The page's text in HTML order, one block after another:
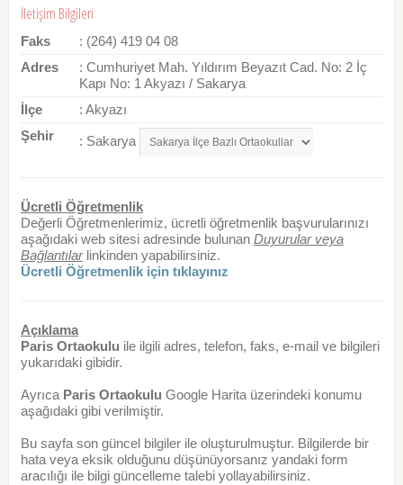
İletişim Bilgileri
Faks
: (264) 419 04 08
Adres
: Cumhuriyet Mah. Yıldırım Beyazıt Cad. No: 2 İç
Kapı No: 1 Akyazı / Sakarya
İlçe
: Akyazı
Şehir
: Sakarya
Ücretli Öğretmenlik
Değerli Öğretmenlerimiz, ücretli öğretmenlik başvurularınızı
aşağıdaki web sitesi adresinde bulunan Duyurular veya
Bağlantılarlinkinden yapabilirsiniz.
Ücretli Öğretmenlik için tıklayınız
Açıklama
Paris Ortaokulu ile ilgili adres, telefon, faks, e-mail ve bilgileri
yukarıdaki gibidir.
Ayrıca Paris Ortaokulu Google Harita üzerindeki konumu
aşağıdaki gibi verilmiştir.
Bu sayfa son güncel bilgiler ile oluşturulmuştur. Bilgilerde bir
hata veya eksik olduğunu düşünüyorsanız yandaki form
aracılığı ile bilgi güncelleme talebi yollayabilirsiniz.